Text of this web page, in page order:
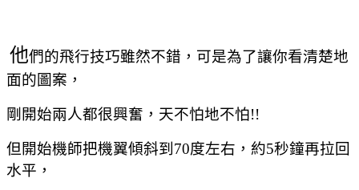
他們的飛行技巧雖然不錯，可是為了讓你看清楚地
面的圖案，
剛開始兩人都很興奮，天不怕地不怕!!
但開始機師把機翼傾斜到 70度左右，約5秒鐘再拉回
水平，